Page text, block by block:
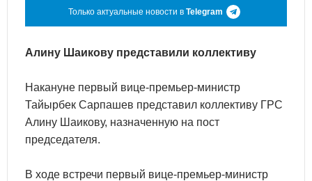
Только актуальные новости в Telegram
Алину Шаикову представили коллективу
Накануне первый вице-премьер-министр
Тайырбек Сарпашев представил коллективу ГРС
Алину Шаикову, назначенную на пост
председателя.
В ходе встречи первый вице-премьер-министр